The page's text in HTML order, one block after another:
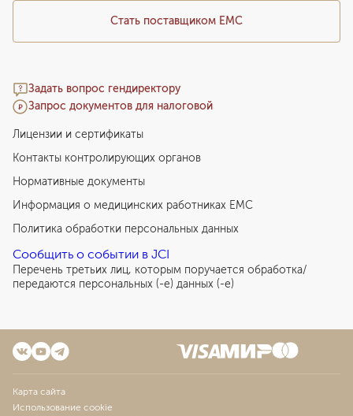
Стать поставщиком ЕМС
Задать вопрос гендиректору
Запрос документов для налоговой
Лицензии и сертификаты
Контакты контролирующих органов
Нормативные документы
Информация о медицинских работниках EMC
Политика обработки персональных данных
Сообщить о событии в JCI
Перечень третьих лиц, которым поручается обработка/
передаются персональных (-е) данных (-е)
Карта сайта
Использование cookie